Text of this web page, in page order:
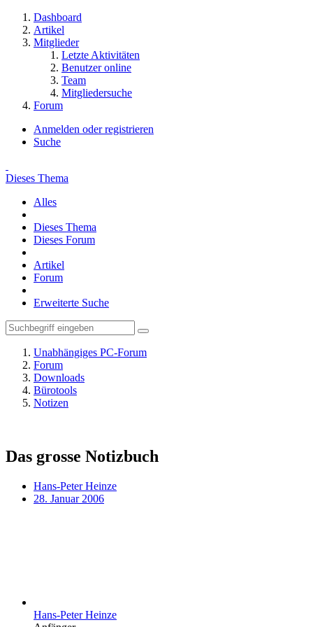
Dashboard
Artikel
Mitglieder
Letzte Aktivitäten
Benutzer online
Team
Mitgliedersuche
Forum
Anmelden oder registrieren
Suche
Dieses Thema
Alles
Dieses Thema
Dieses Forum
Artikel
Forum
Erweiterte Suche
Unabhängiges PC-Forum
Forum
Downloads
Bürotools
Notizen
Das grosse Notizbuch
Hans-Peter Heinze
28. Januar 2006
Hans-Peter Heinze